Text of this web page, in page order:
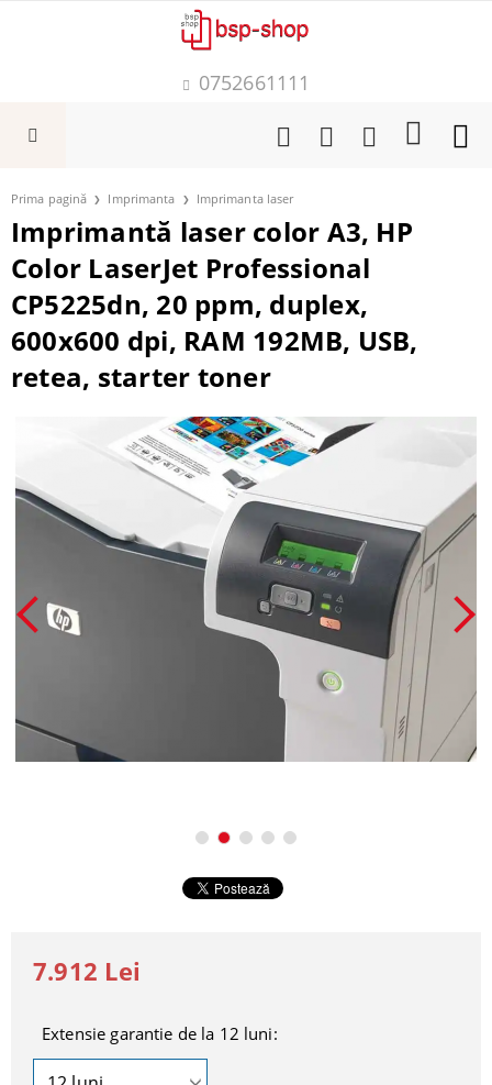
0752661111
Prima pagină Imprimanta Imprimanta laser
Imprimantă laser color A3, HP
Color LaserJet Professional
CP5225dn, 20 ppm, duplex,
600x600 dpi, RAM 192MB, USB,
retea, starter toner
7.912 Lei
Extensie garantie de la 12 luni: